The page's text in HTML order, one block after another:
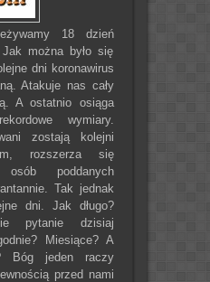
18 dzień
można było się
dni koronawirus
Atakuje nas cały
A ostatnio osiąga
wymiary.
zostają kolejni
rozszerza się
poddanych
Tak jednak
dni. Jak długo?
pytanie dzisiaj
Miesiące? A
Bóg jeden raczy
przed nami